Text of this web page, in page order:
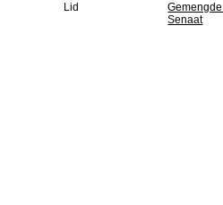
Lid
Senaat